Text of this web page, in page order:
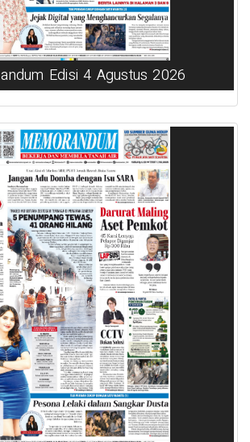
Edisi 4 Agustus 2026